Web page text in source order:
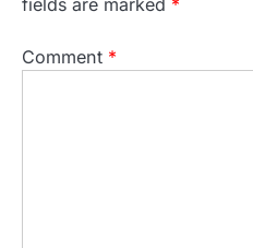
Comment *